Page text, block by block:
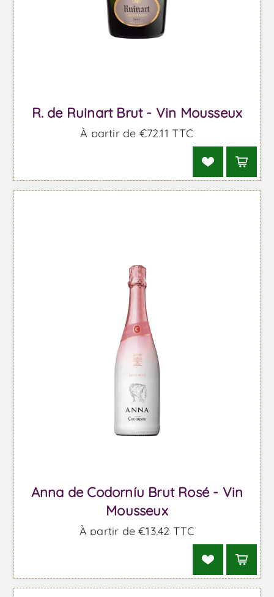
R. de Ruinart Brut - Vin Mousseux
À partir de €72,11 TTC
Anna de Codorníu Brut Rosé - Vin
Mousseux
À partir de €13,42 TTC